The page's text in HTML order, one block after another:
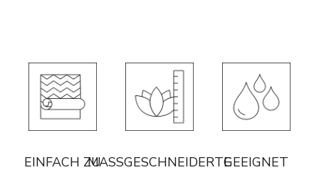
EINFACH ZUMASSGESCHNEIDERTE PGEEIGNET